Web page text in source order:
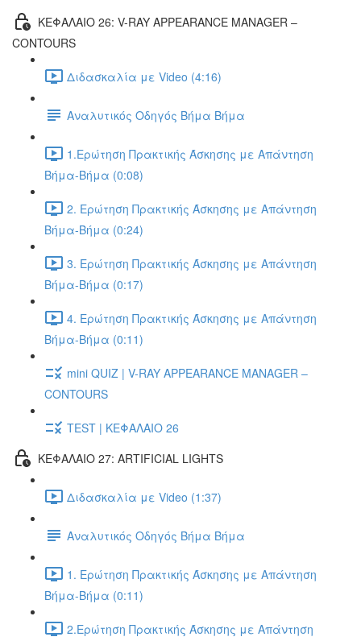
ΚΕΦΑΛΑΙΟ 26: V-RAY APPEARANCE MANAGER –
CONTOURS
Διδασκαλία με Video (4:16)
Αναλυτικός Οδηγός Βήμα Βήμα
1.Ερώτηση Πρακτικής Άσκησης με Απάντηση
Βήμα-Βήμα (0:08)
2. Ερώτηση Πρακτικής Άσκησης με Απάντηση
Βήμα-Βήμα (0:24)
3. Ερώτηση Πρακτικής Άσκησης με Απάντηση
Βήμα-Βήμα (0:17)
4. Ερώτηση Πρακτικής Άσκησης με Απάντηση
Βήμα-Βήμα (0:11)
mini QUIZ | V-RAY APPEARANCE MANAGER –
CONTOURS
TEST | ΚΕΦΑΛΑΙΟ 26
ΚΕΦΑΛΑΙΟ 27: ARTIFICIAL LIGHTS
Διδασκαλία με Video (1:37)
Αναλυτικός Οδηγός Βήμα Βήμα
1. Ερώτηση Πρακτικής Άσκησης με Απάντηση
Βήμα-Βήμα (0:11)
2.Ερώτηση Πρακτικής Άσκησης με Απάντηση